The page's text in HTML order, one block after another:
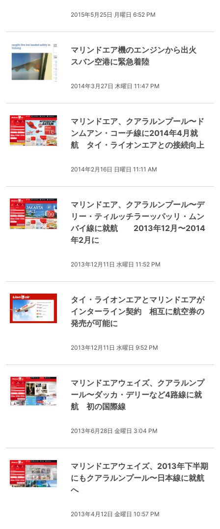
2015年5月25日 月曜日 6:52 PM
マリンドエア機のエンジンから出火
スバン空港に緊急着陸
2014年3月27日 木曜日 11:47 PM
マリンドエア、クアラルンプール〜ド
ンムアン・コーチ線に2014年4月就
航 タイ・ライオンエアとの接続向上
2014年2月16日 日曜日 11:11 AM
マリンドエア、クアラルンプール〜デ
リー・ティルッチラーッパッリ・ムン
バイ線に就航 2013年12月〜2014
年2月に
2013年12月11日 水曜日 11:52 PM
タイ・ライオンエアとマリンドエアが
インターライン契約 相互に航空券の
発売が可能に
2013年12月11日 水曜日 9:52 PM
マリンドエアウェイズ、クアラルンプ
ール〜ダッカ・デリーなど4路線に就
航 初の国際線
2013年6月28日 金曜日 3:04 PM
マリンドエアウェイズ、2013年下半期
にもクアラルンプール〜日本線に就航
へ
2013年4月12日 金曜日 10:57 PM